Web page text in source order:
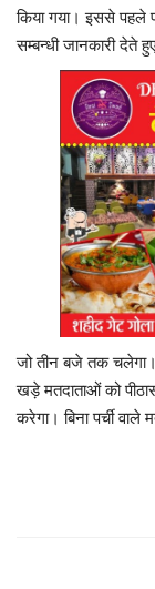
किया गया। इससे पहले
सम्बन्धी जानकारी देते
जो तीन बजे तक चलेगा।
खड़े मतदाताओं को
करेगा। बिना पर्ची वाले